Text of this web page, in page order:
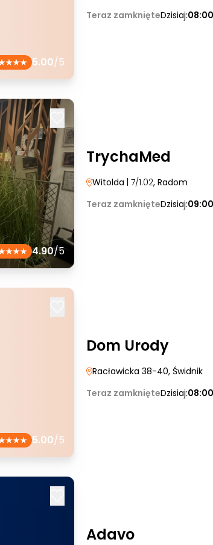
5.00/5
Teraz zamknięteDzisiaj:
4.90/5
TrychaMed
Witolda | 7/1.02, Radom
Teraz zamknięteDzisiaj:
5.00/5
Dom Urody
Racławicka 38-40, Świdnik
Teraz zamknięteDzisiaj:
Adavo